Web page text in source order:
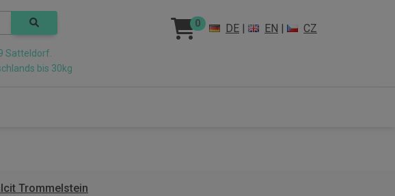
0 DE | EN | CZ
Satteldorf.
bis 30kg
Trommelstein